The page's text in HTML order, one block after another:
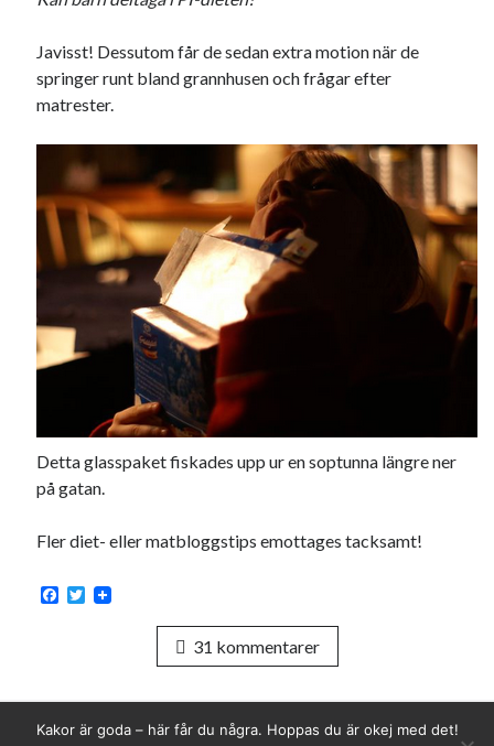
Javisst! Dessutom får de sedan extra motion när de
springer runt bland grannhusen och frågar efter
matrester.
Detta glasspaket fiskades upp ur en soptunna längre ner
på gatan.
Fler diet- eller matbloggstips emottages tacksamt!
F
o
T
r
31 kommentarer
Kakor är goda – här får du några. Hoppas du är okej med det!